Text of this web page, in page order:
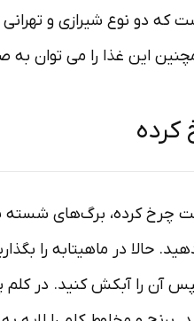
که دو نوع شیرازی و
این غذا را می توان به
کرده
چرخ کرده، برگ‌های شسته
حالا در ماهیتابه را
آن را آبکش کنید. در